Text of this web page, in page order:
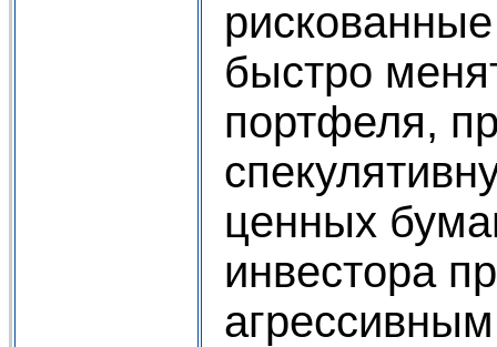
быстро
портфеля,
ценных
инвестора